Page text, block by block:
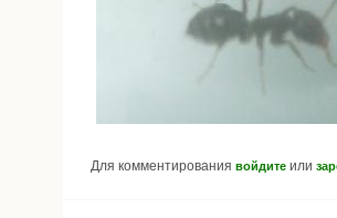
Для комментирования войдите или